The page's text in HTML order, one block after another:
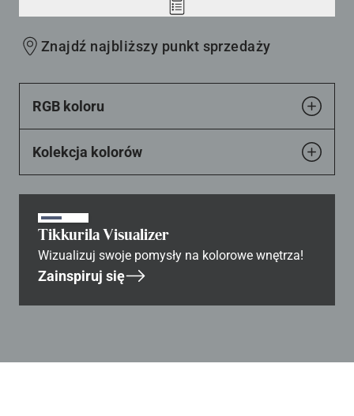
Add
wishlist
Znajdź najbliższy punkt sprzedaży
RGB koloru
Kolekcja kolorów
Tikkurila Visualizer
Wizualizuj swoje pomysły na kolorowe wnętrza!
Zainspiruj się